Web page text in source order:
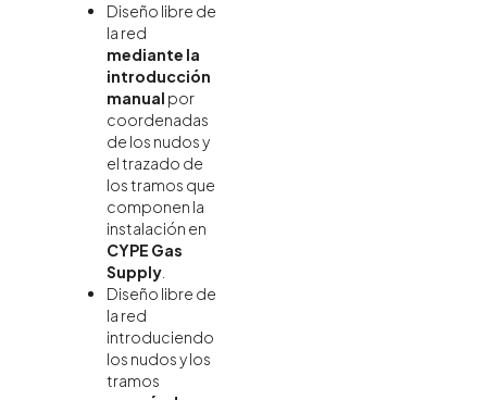
Diseño libre de
la red
mediante la
introducción
manual por
coordenadas
de los nudos y
el trazado de
los tramos que
componen la
instalación en
CYPE Gas
Supply
Diseño libre de
la red
introduciendo
los nudos y los
tramos